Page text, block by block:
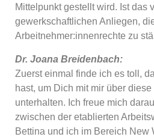
Mittelpunkt gestellt wird. Ist das
gewerkschaftlichen Anliegen,
Arbeitnehmer:innenrechte zu
Dr. Joana Breidenbach:
Zuerst einmal finde ich es toll,
hast, um Dich mit mir über
unterhalten. Ich freue mich
zwischen der etablierten
Bettina und ich im Bereich New